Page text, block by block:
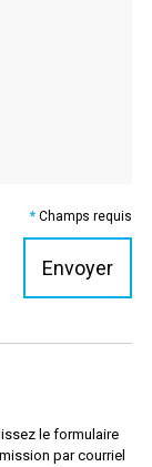
* Champs requis
le formulaire
par courriel